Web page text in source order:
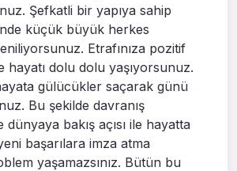
Şefkatli bir yapıya sahip
küçük büyük herkes
Etrafınıza pozitif
hayatı dolu dolu yaşıyorsunuz.
gülücükler saçarak günü
Bu şekilde davranış
bakış açısı ile hayatta
başarılara imza atma
yaşamazsınız. Bütün bu